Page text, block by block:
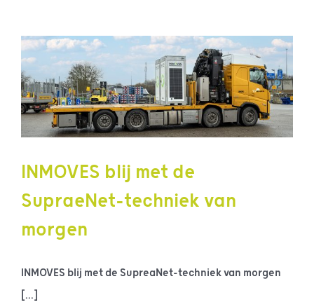
INMOVES blij met de
SupraeNet-techniek van
morgen
INMOVES blij met de SupreaNet-techniek van morgen
[...]